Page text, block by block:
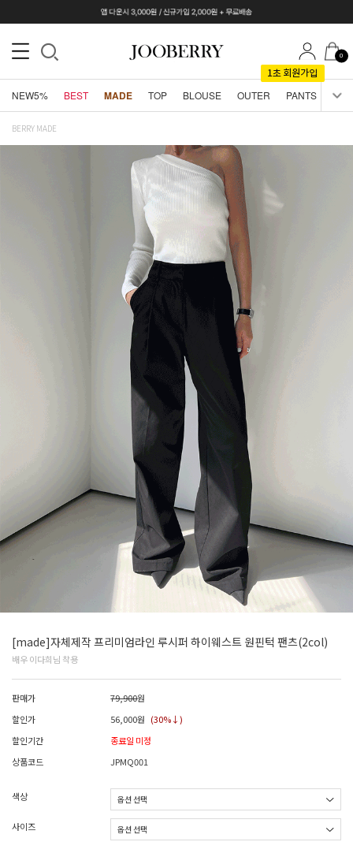
0
NEW5% BEST MADE TOP BLOUSE OUTER PANTS
BERRY MADE
[made]자체제작 프리미엄라인 루시퍼 하이웨스트 원핀턱 팬츠(2col)
배우 이다희님 착용
판매가 79,900원
할인가
56,000원 (30%↓)
할인기간
종료일 미정
상품코드
JPMQ001
색상
사이즈